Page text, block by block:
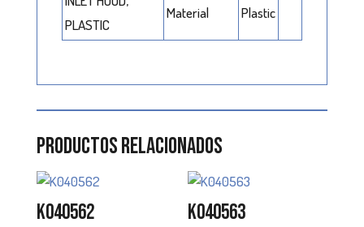
PLASTIC
Material Plastic
Productos relacionados
K040562 K040563